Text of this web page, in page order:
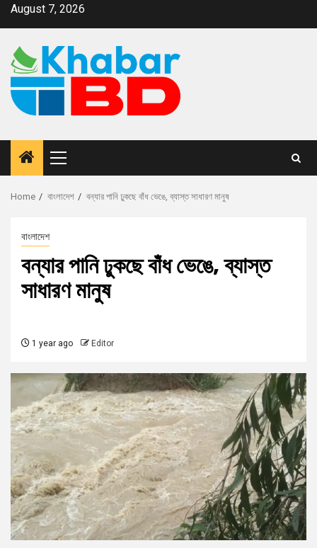
August 7, 2026
Home বাংলাদেশ বন্যার পানি ঢুকছে বাঁধ ভেঙে, ব্যাস্ত সাধারণ মানুষ
বাংলাদেশ
বন্যার পানি ঢুকছে বাঁধ ভেঙে, ব্যাস্ত
সাধারণ মানুষ
1 year ago Editor